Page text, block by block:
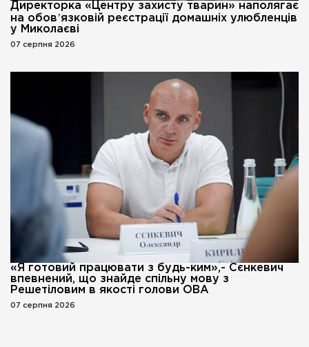
Директорка «Центру захисту тварин» наполягає
на обовʼязковій реєстрації домашніх улюбленців
у Миколаєві
07 серпня 2026
«Я готовий працювати з будь-ким»,- Сєнкевич
впевнений, що знайде спільну мову з
Решетіловим в якості голови ОВА
07 серпня 2026